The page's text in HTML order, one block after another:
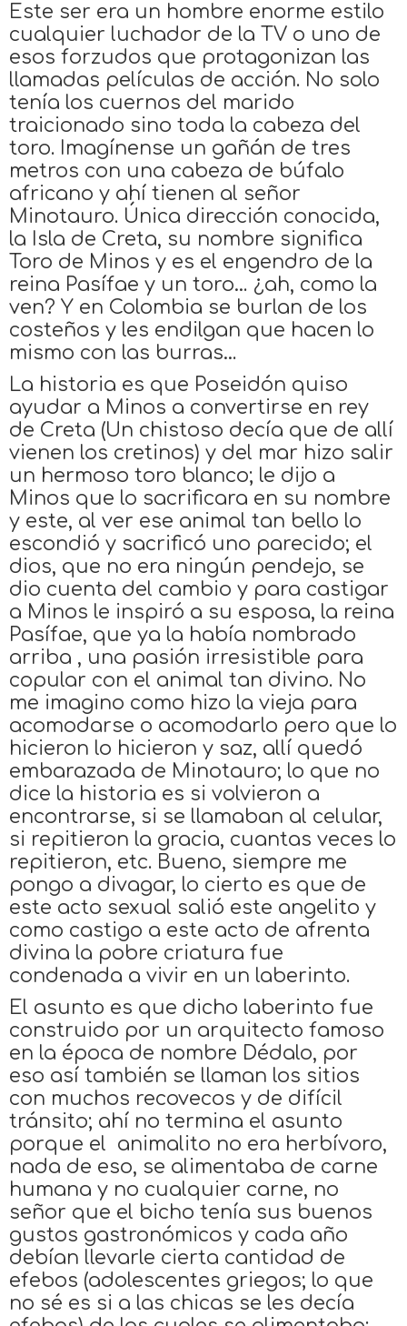
Este ser era un hombre enorme estilo
cualquier luchador de la TV o uno de
esos forzudos que protagonizan las
llamadas películas de acción. No solo
tenía los cuernos del marido
traicionado sino toda la cabeza del
toro. Imagínense un gañán de tres
metros con una cabeza de búfalo
africano y ahí tienen al señor
Minotauro. Única dirección conocida,
la Isla de Creta, su nombre significa
Toro de Minos y es el engendro de la
reina Pasífae y un toro… ¿ah, como la
ven? Y en Colombia se burlan de los
costeños y les endilgan que hacen lo
mismo con las burras…
La historia es que Poseidón quiso
ayudar a Minos a convertirse en rey
de Creta (Un chistoso decía que de allí
vienen los cretinos) y del mar hizo salir
un hermoso toro blanco; le dijo a
Minos que lo sacrificara en su nombre
y este, al ver ese animal tan bello lo
escondió y sacrificó uno parecido; el
dios, que no era ningún pendejo, se
dio cuenta del cambio y para castigar
a Minos le inspiró a su esposa, la reina
Pasífae, que ya la había nombrado
arriba , una pasión irresistible para
copular con el animal tan divino. No
me imagino como hizo la vieja para
acomodarse o acomodarlo pero que lo
hicieron lo hicieron y saz, allí quedó
embarazada de Minotauro; lo que no
dice la historia es si volvieron a
encontrarse, si se llamaban al celular,
si repitieron la gracia, cuantas veces lo
repitieron, etc. Bueno, siempre me
pongo a divagar, lo cierto es que de
este acto sexual salió este angelito y
como castigo a este acto de afrenta
divina la pobre criatura fue
condenada a vivir en un laberinto.
El asunto es que dicho laberinto fue
construido por un arquitecto famoso
en la época de nombre Dédalo, por
eso así también se llaman los sitios
con muchos recovecos y de difícil
tránsito; ahí no termina el asunto
porque el animalito no era herbívoro,
nada de eso, se alimentaba de carne
humana y no cualquier carne, no
señor que el bicho tenía sus buenos
gustos gastronómicos y cada año
debían llevarle cierta cantidad de
efebos (adolescentes griegos; lo que
no sé es si a las chicas se les decía